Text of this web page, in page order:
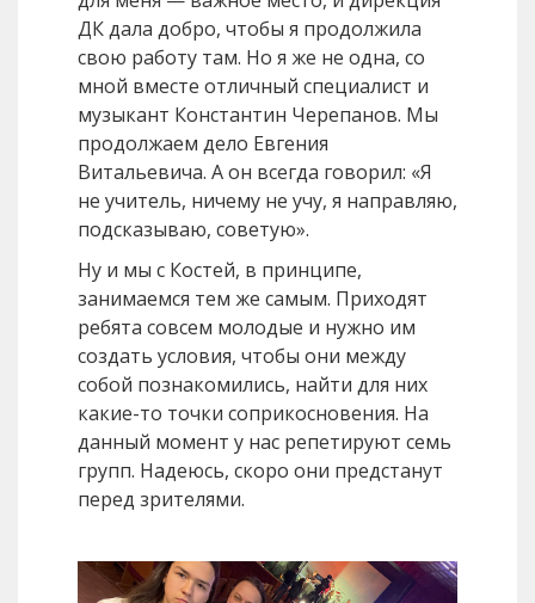
ДК дала добро, чтобы я продолжила
свою работу там. Но я же не одна, со
мной вместе отличный специалист и
музыкант Константин Черепанов. Мы
продолжаем дело Евгения
Витальевича. А он всегда говорил: «Я
не учитель, ничему не учу, я направляю,
подсказываю, советую».
Ну и мы с Костей, в принципе,
занимаемся тем же самым. Приходят
ребята совсем молодые и нужно им
создать условия, чтобы они между
собой познакомились, найти для них
какие-то точки соприкосновения. На
данный момент у нас репетируют семь
групп. Надеюсь, скоро они предстанут
перед зрителями.